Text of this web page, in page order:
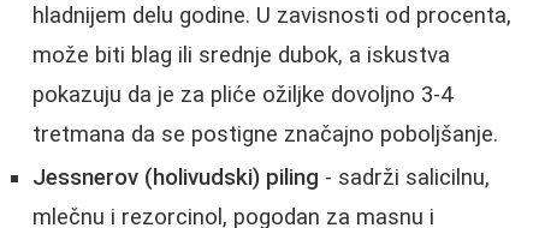
hladnijem delu godine. U zavisnosti od procenta,
može biti blag ili srednje dubok, a iskustva
pokazuju da je za pliće ožiljke dovoljno 3-4
tretmana da se postigne značajno poboljšanje.
Jessnerov (holivudski) piling - sadrži salicilnu,
mlečnu i rezorcinol, pogodan za masnu i